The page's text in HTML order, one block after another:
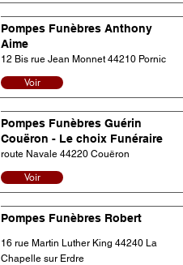
Pompes Funèbres Anthony
Aime
12 Bis rue Jean Monnet 44210 Pornic
Voir
Pompes Funèbres Guérin
Couëron - Le choix Funéraire
route Navale 44220 Couëron
Voir
Pompes Funèbres Robert
16 rue Martin Luther King 44240 La
Chapelle sur Erdre